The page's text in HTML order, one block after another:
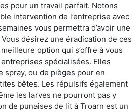
pour un travail parfait. Notons
intervention de l’entreprise avec
vous permettra d’avoir une
désirez une éradication de ces
option qui s’offre à vous
spécialisées. Elles
spray, ou de pièges pour en
bêtes. Les répulsifs également
les larves ne pourront pas y
de punaises de lit à Troarn est un